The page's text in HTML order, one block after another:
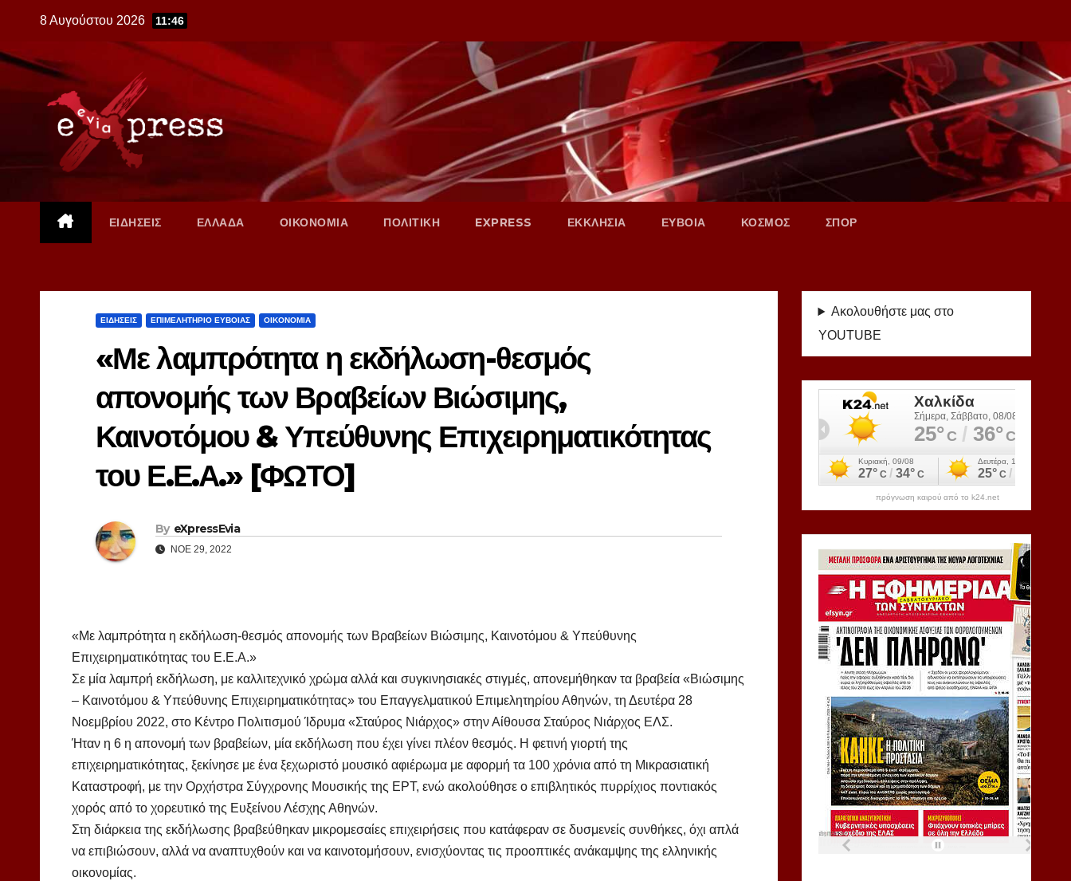
content
8 Αυγούστου 2026 11:46
ΕΙΔΗΣΕΙΣ ΕΛΛΑΔΑ ΟΙΚΟΝΟΜΙΑ ΠΟΛΙΤΙΚΗ EXPRESS ΕΚΚΛΗΣΙΑ ΕΥΒΟΙΑ ΚΟΣΜΟΣ ΣΠΟΡ
ΕΙΔΗΣΕΙΣ ΕΠΙΜΕΛΗΤΗΡΙΟ ΕΥΒΟΙΑΣ ΟΙΚΟΝΟΜΙΑ
«Με λαμπρότητα η εκδήλωση-θεσμός
απονομής των Βραβείων Βιώσιμης,
Καινοτόμου & Υπεύθυνης Επιχειρηματικότητας
του Ε.Ε.Α.» [ΦΩΤΟ]
By eXpressEvia
ΝΟΈ 29, 2022
«Με λαμπρότητα η εκδήλωση-θεσμός απονομής των Βραβείων Βιώσιμης, Καινοτόμου & Υπεύθυνης
Επιχειρηματικότητας του Ε.Ε.Α.»
Σε μία λαμπρή εκδήλωση, με καλλιτεχνικό χρώμα αλλά και συγκινησιακές στιγμές, απονεμήθηκαν τα βραβεία «Βιώσιμης
– Καινοτόμου & Υπεύθυνης Επιχειρηματικότητας» του Επαγγελματικού Επιμελητηρίου Αθηνών, τη Δευτέρα 28
Νοεμβρίου 2022, στο Κέντρο Πολιτισμού Ίδρυμα «Σταύρος Νιάρχος» στην Αίθουσα Σταύρος Νιάρχος ΕΛΣ.
Ήταν η 6 η απονομή των βραβείων, μία εκδήλωση που έχει γίνει πλέον θεσμός. Η φετινή γιορτή της
επιχειρηματικότητας, ξεκίνησε με ένα ξεχωριστό μουσικό αφιέρωμα με αφορμή τα 100 χρόνια από τη Μικρασιατική
Καταστροφή, με την Ορχήστρα Σύγχρονης Μουσικής της ΕΡΤ, ενώ ακολούθησε ο επιβλητικός πυρρίχιος ποντιακός
χορός από το χορευτικό της Ευξείνου Λέσχης Αθηνών.
Στη διάρκεια της εκδήλωσης βραβεύθηκαν μικρομεσαίες επιχειρήσεις που κατάφεραν σε δυσμενείς συνθήκες, όχι απλά
να επιβιώσουν, αλλά να αναπτυχθούν και να καινοτομήσουν, ενισχύοντας τις προοπτικές ανάκαμψης της ελληνικής
οικονομίας.
Ακολουθήστε μας στο
YOUTUBE
πρόγνωση καιρού από το k24.net